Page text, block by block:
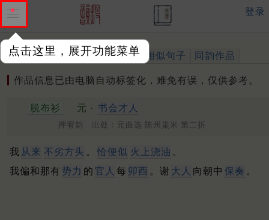
点击这里，展开功能菜单
登录
作品 标注四声 出处、引用 相似句子 同韵作品
作品信息已由电脑自动标签化，难免有误，仅供参考。
脱布衫 元 · 书会才人
押宥韵 出处：元曲选 陈州粜米 第二折
我 从来 不劣方头 。 恰便似 火上浇油 。
我偏和那有 势力 的 官人 每 卯酉 。谢 大人 向朝中 保奏 。